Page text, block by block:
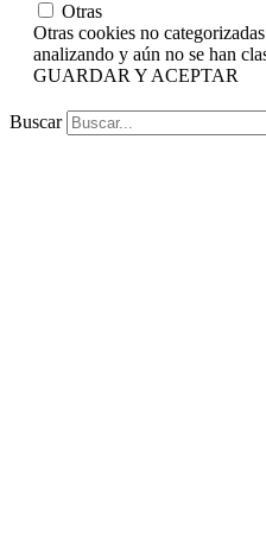
Otras
Otras cookies no
analizando y aún no se han
GUARDAR Y ACEPTAR
Buscar